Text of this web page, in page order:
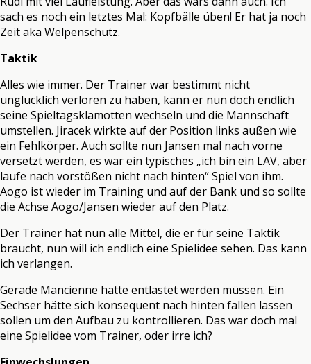
sach es noch ein letztes Mal: Kopfbälle üben! Er hat ja noch
Zeit aka Welpenschutz.
Taktik
Alles wie immer. Der Trainer war bestimmt nicht
unglücklich verloren zu haben, kann er nun doch endlich
seine Spieltagsklamotten wechseln und die Mannschaft
umstellen. Jiracek wirkte auf der Position links außen wie
ein Fehlkörper. Auch sollte nun Jansen mal nach vorne
versetzt werden, es war ein typisches „ich bin ein LAV, aber
laufe nach vorstößen nicht nach hinten“ Spiel von ihm.
Aogo ist wieder im Training und auf der Bank und so sollte
die Achse Aogo/Jansen wieder auf den Platz.
Der Trainer hat nun alle Mittel, die er für seine Taktik
braucht, nun will ich endlich eine Spielidee sehen. Das kann
ich verlangen.
Gerade Mancienne hätte entlastet werden müssen. Ein
Sechser hätte sich konsequent nach hinten fallen lassen
sollen um den Aufbau zu kontrollieren. Das war doch mal
eine Spielidee vom Trainer, oder irre ich?